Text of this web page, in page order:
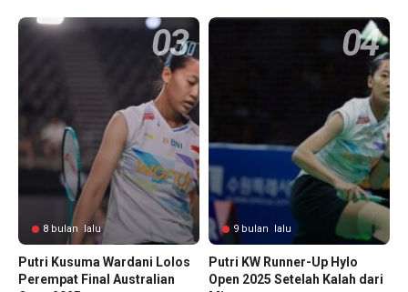
8 bulan lalu
Putri Kusuma Wardani Lolos
Perempat Final Australian
9 bulan lalu
Putri KW Runner-Up Hylo
Open 2025 Setelah Kalah dari